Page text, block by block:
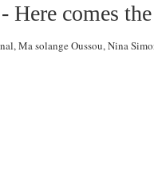
Here comes
Ma solange Oussou, Nina